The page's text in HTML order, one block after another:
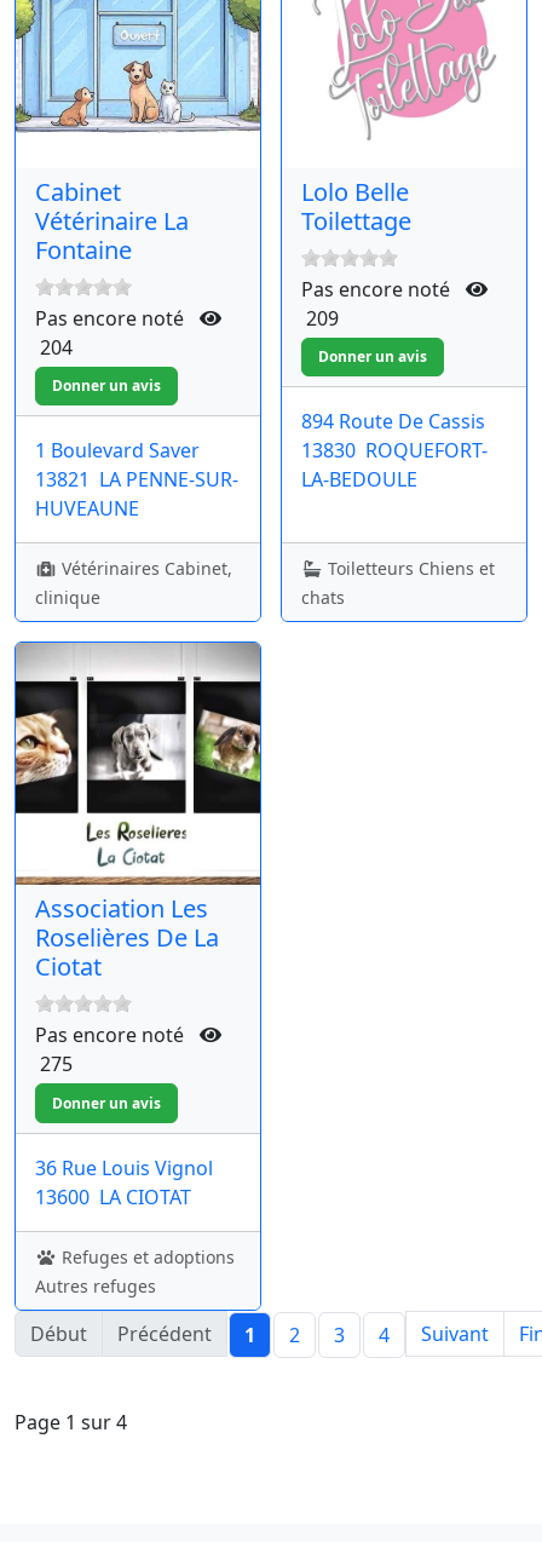
Cabinet
Vétérinaire La
Fontaine
Pas encore noté
204
1 Boulevard Saver
13821 LA PENNE-SUR-
HUVEAUNE
Vétérinaires Cabinet,
clinique
Lolo Belle
Toilettage
Pas encore noté
209
894 Route De Cassis
13830 ROQUEFORT-
LA-BEDOULE
Toiletteurs Chiens et
chats
Association Les
Roselières De La
Ciotat
Pas encore noté
275
36 Rue Louis Vignol
13600 LA CIOTAT
Refuges et adoptions
Autres refuges
Début Précédent 1 2 3 4 Suivant
Page 1 sur 4